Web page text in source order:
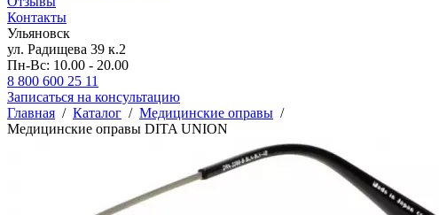
Контакты
Ульяновск
ул. Радищева 39 к.2
Пн-Вс: 10.00 - 20.00
8 800 600 25 11
Записаться на консультацию
Главная / Каталог / Медицинские оправы /
Медицинские оправы DITA UNION